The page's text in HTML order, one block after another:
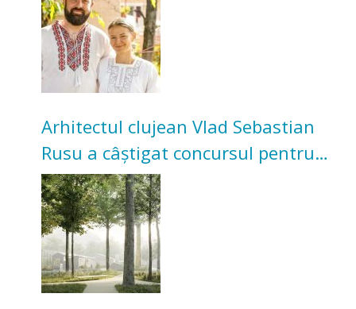
Arhitectul clujean Vlad Sebastian
Rusu a câștigat concursul pentru
transformarea Grădinii Casei
Universitarilor